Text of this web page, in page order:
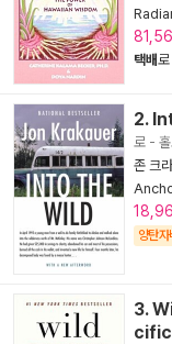
택배
2.
로 - 홀
존 크
양탄자
3.
cific